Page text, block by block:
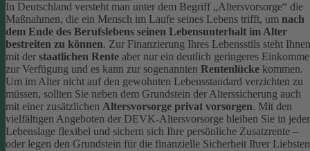
In Deutschland versteht man unter dem Begriff „Altersvorsorge“ die
Maßnahmen, die ein Mensch im Laufe seines Lebens trifft, um nach
dem Ende des Berufslebens seinen Lebensunterhalt im Alter
bestreiten zu können. Zur Finanzierung Ihres Lebensstils steht Ihnen
mit der staatlichen Rente aber nur ein deutlich geringeres
zur Verfügung und es kann zur sogenannten Rentenlücke kommen.
Um im Alter nicht auf den gewohnten Lebensstandard verzichten zu
müssen, sollten Sie neben dem Grundstein der Alterssicherung auch
mit einer zusätzlichen Altersvorsorge privat vorsorgen. Mit den
vielfältigen Angeboten der DEVK-Altersvorsorge bleiben Sie in jeder
Lebenslage flexibel und sichern sich Ihre persönliche Zusatzrente –
oder legen den Grundstein für die finanzielle Sicherheit Ihrer